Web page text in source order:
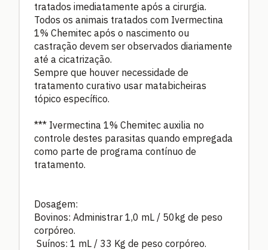
tratados imediatamente após a cirurgia.
Todos os animais tratados com Ivermectina
1% Chemitec após o nascimento ou
castração devem ser observados diariamente
até a cicatrização.
Sempre que houver necessidade de
tratamento curativo usar matabicheiras
tópico específico.
*** Ivermectina 1% Chemitec auxilia no
controle destes parasitas quando empregada
como parte de programa contínuo de
tratamento.
Dosagem:
Bovinos: Administrar 1,0 mL / 50kg de peso
corpóreo.
Suínos: 1 mL / 33 Kg de peso corpóreo.